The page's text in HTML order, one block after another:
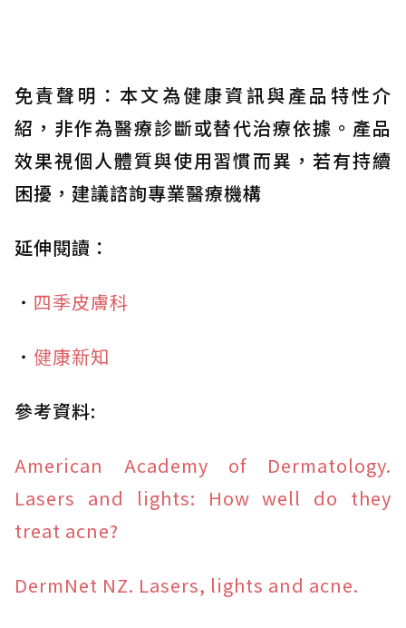
免責聲明：本文為健康資訊與產品特性介
紹，非作為醫療診斷或替代治療依據。產品
效果視個人體質與使用習慣而異，若有持續
困擾，建議諮詢專業醫療機構
延伸閱讀：
・ 四季皮膚科
・ 健康新知
參考資料:
American Academy of Dermatology.
Lasers and lights: How well do they
treat acne?
DermNet NZ. Lasers, lights and acne.